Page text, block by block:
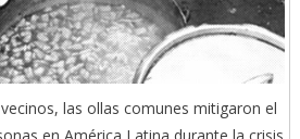
las ollas comunes mitigaron el
en América Latina durante la crisis